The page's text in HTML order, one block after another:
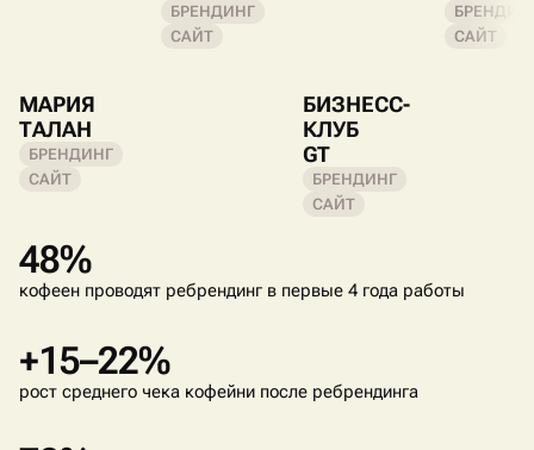
МАРИЯ
ТАЛАН
БРЕНДИНГ
САЙТ
БРЕНДИНГ
САЙТ
БИЗНЕСС-
КЛУБ
GT
БРЕНДИНГ
САЙТ
САЙТ
48%
кофеен проводят ребрендинг в первые 4 года работы
+15–22%
рост среднего чека кофейни после ребрендинга